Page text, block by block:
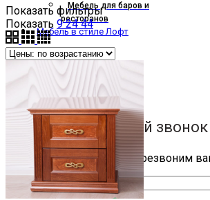
Мебель для баров и
ресторанов
Мебель в стиле Лофт
Обратный звонок
Заявка на обратный звонок
Заполните заявку и мы перезвоним
Ваше имя
Показать фильтры
Показать 9 24 44